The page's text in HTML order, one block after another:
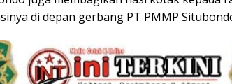
di depan gerbang PT PMMP